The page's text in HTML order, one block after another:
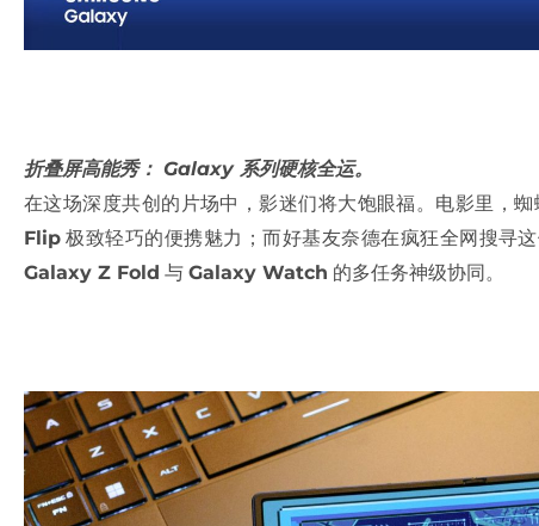
折叠屏高能秀： Galaxy 系列硬核全运。
在这场深度共创的片场中，影迷们将大饱眼福。电影里，
Flip 极致轻巧的便携魅力；而好基友奈德在疯狂全网搜寻
Galaxy Z Fold 与 Galaxy Watch 的多任务神级协同。